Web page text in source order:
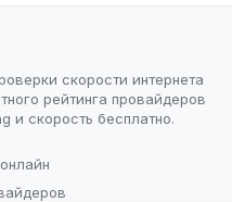
скорости интернета
рейтинга провайдеров
и скорость бесплатно.